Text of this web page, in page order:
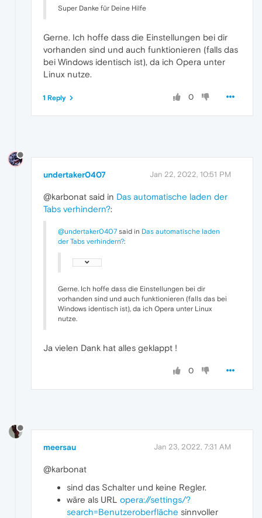
Super Danke für Deine Hilfe
Gerne. Ich hoffe dass die Einstellungen bei dir
vorhanden sind und auch funktionieren (falls das
bei Windows identisch ist), da ich Opera unter
Linux nutze.
0
1 Reply
undertaker0407 Jan 22, 2022, 10:51 PM
@karbonat said in Das automatische laden der
Tabs verhindern?:
@undertaker0407 said in Das automatische laden
der Tabs verhindern?:
Gerne. Ich hoffe dass die Einstellungen bei dir
vorhanden sind und auch funktionieren (falls das bei
Windows identisch ist), da ich Opera unter Linux
nutze.
Ja vielen Dank hat alles geklappt !
0
meersau Jan 23, 2022, 7:31 AM
@karbonat
sind das Schalter und keine Regler.
wäre als URL opera://settings/?
search=Benutzeroberfläche sinnvoller